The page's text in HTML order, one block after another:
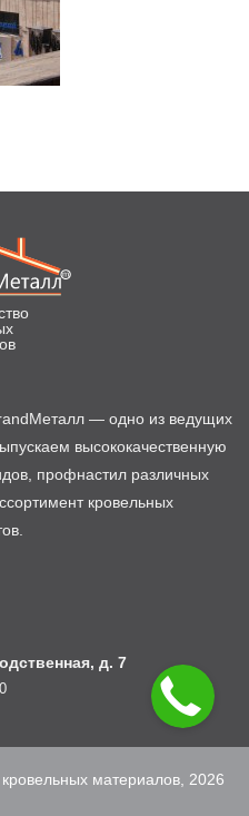
— одно из ведущих
высококачественную
профнастил различных
кровельных
д. 7
материалов, 2026